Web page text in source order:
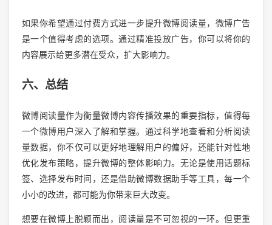
如果你希望通过付费方式进一步提升微博阅读量，微博广告
是一个值得考虑的选项。通过精准投放广告，你可以将你的
内容展示给更多潜在受众，扩大影响力。
六、总结
微博阅读量作为衡量微博内容传播效果的重要指标，值得每
一个微博用户深入了解和掌握。通过科学地查看和分析阅读
量数据，你不仅可以更好地理解用户的偏好，还能针对性地
优化发布策略，提升微博的整体影响力。无论是使用话题标
签、选择发布时间，还是借助微博数据助手等工具，每一个
小小的改进，都可能为你带来巨大改变。
想要在微博上脱颖而出，阅读量是不可忽视的一环。但更重